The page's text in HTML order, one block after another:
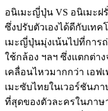
อนิเมะญี่ปุ่น VS อนิเมะฝ
ซึ่งปรับตัวเองได้ดีกับเทค
เมะญี่ปุ่นมุ่งเน้นไปที่การ
ใช้กล้อง ฯลฯ ซึ่งแตกต่า
เคลื่อนไหวมากกว่า เอ
เมะซับไทยในเวอร์ชัน
ที่สุดของตัวละครในภา